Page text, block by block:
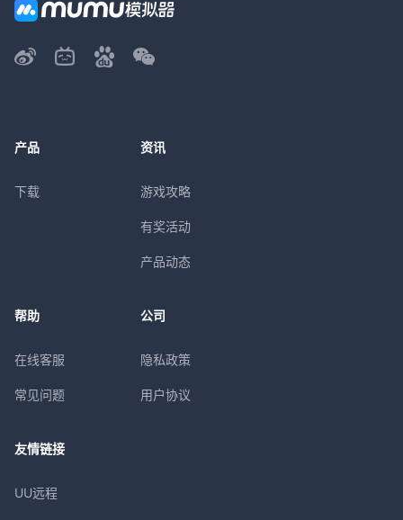
产品
下载
资讯
游戏攻略
有奖活动
产品动态
帮助
在线客服
常见问题
公司
隐私政策
用户协议
友情链接
UU远程